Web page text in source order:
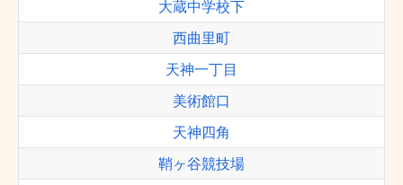
大蔵中学校下
西曲里町
天神一丁目
美術館口
天神四角
鞘ヶ谷競技場